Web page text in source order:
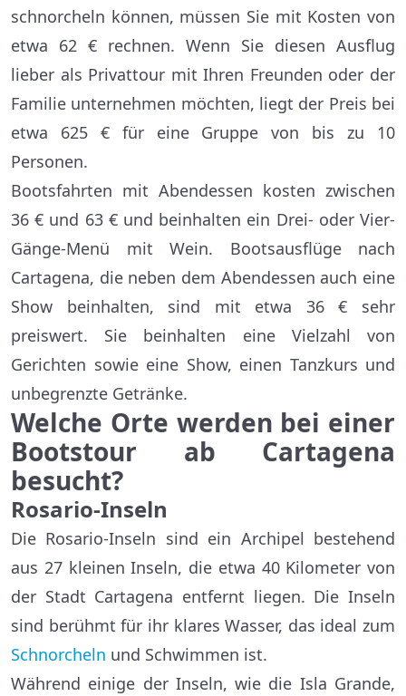
schnorcheln können, müssen Sie mit Kosten von
etwa 62 € rechnen. Wenn Sie diesen Ausflug
lieber als Privattour mit Ihren Freunden oder der
Familie unternehmen möchten, liegt der Preis bei
etwa 625 € für eine Gruppe von bis zu 10
Personen.
Bootsfahrten mit Abendessen kosten zwischen
36 € und 63 € und beinhalten ein Drei- oder Vier-
Gänge-Menü mit Wein. Bootsausflüge nach
Cartagena, die neben dem Abendessen auch eine
Show beinhalten, sind mit etwa 36 € sehr
preiswert. Sie beinhalten eine Vielzahl von
Gerichten sowie eine Show, einen Tanzkurs und
unbegrenzte Getränke.
Welche Orte werden bei einer
Bootstour ab Cartagena
besucht?
Rosario-Inseln
Die Rosario-Inseln sind ein Archipel bestehend
aus 27 kleinen Inseln, die etwa 40 Kilometer von
der Stadt Cartagena entfernt liegen. Die Inseln
sind berühmt für ihr klares Wasser, das ideal zum
Schnorcheln und Schwimmen ist.
Während einige der Inseln, wie die Isla Grande,